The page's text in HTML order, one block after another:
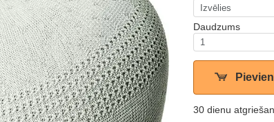
Daudzums
30 dienu